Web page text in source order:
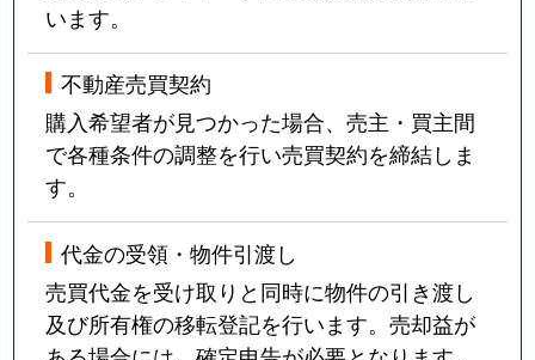
います。
不動産売買契約
購入希望者が見つかった場合、売主・買主間
で各種条件の調整を行い売買契約を締結しま
す。
代金の受領・物件引渡し
売買代金を受け取りと同時に物件の引き渡し
及び所有権の移転登記を行います。売却益が